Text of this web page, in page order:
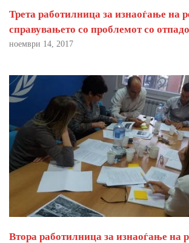
Трета работилница за изнаоѓање на
справувањето со проблемот со
ноември 14, 2017
Втора работилница за изнаоѓање на